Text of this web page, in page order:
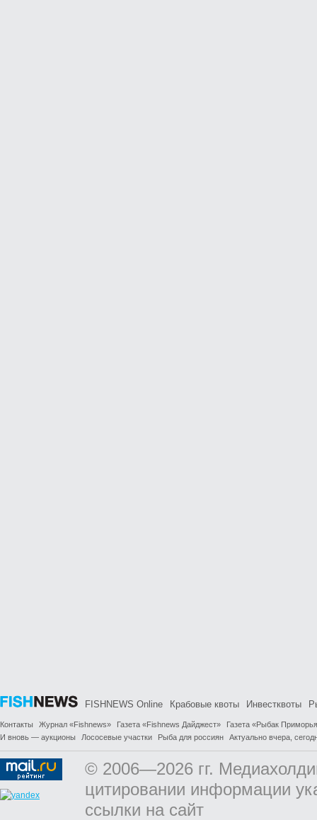
FISHNEWS Online Крабовые квоты Инвестквоты
Контакты Журнал «Fishnews» Газета «Fishnews Дайджест»
Газета «Рыбак
И вновь — аукционы
Лососевые участки Рыба для россиян Актуально вчера,
© 2006—2026 гг.
цитировании информации
ссылки на сайт